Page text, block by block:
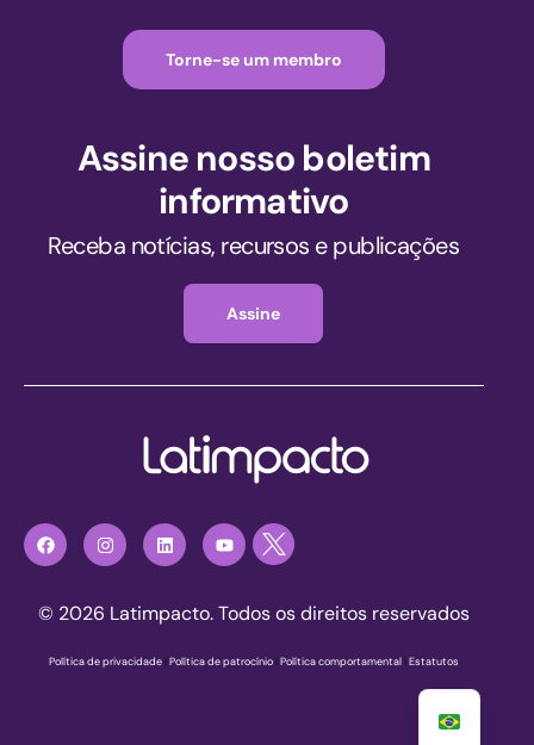
Torne-se um membro
Assine nosso boletim
informativo
Receba notícias, recursos e publicações
Assine
© 2026 Latimpacto. Todos os direitos reservados
Política de privacidade|Política de patrocínio|Política comportamental|Estatutos
Registre-se agora